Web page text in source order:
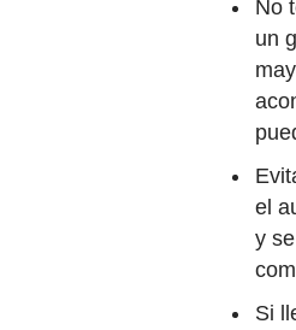
No
un
el
y
Si